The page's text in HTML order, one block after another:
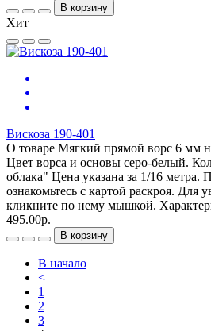
В корзину
Хит
Вискоза 190-401
О товаре Мягкий прямой ворс 6 мм
Цвет ворса и основы серо-белый.
облака" Цена указана за 1/16 метра.
ознакомьтесь с картой раскроя. Для
кликните по нему мышкой.
495.00р.
В корзину
В начало
<
1
2
3